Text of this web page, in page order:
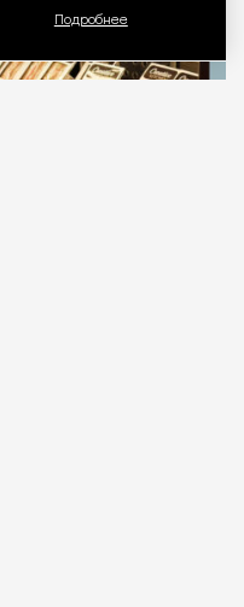
Подробнее